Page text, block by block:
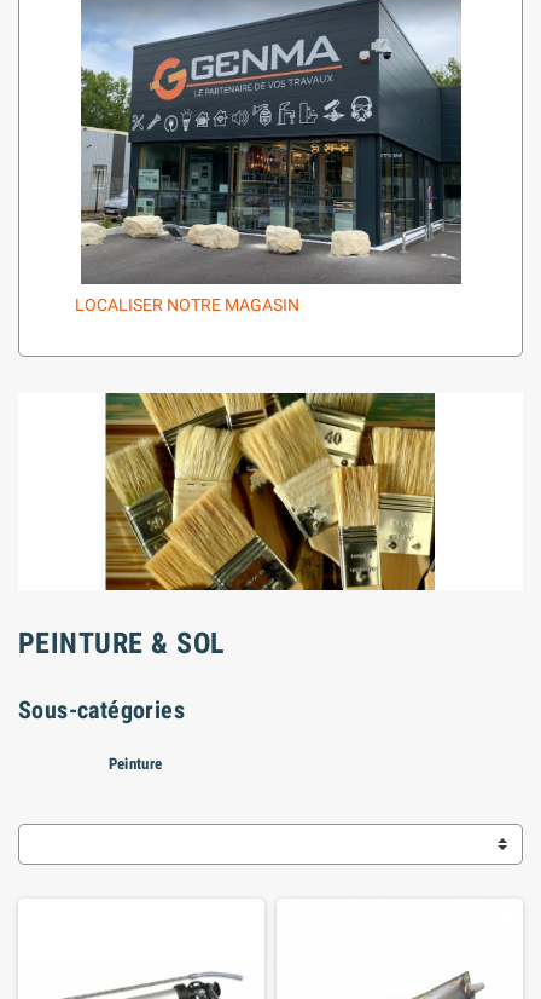
LOCALISER NOTRE MAGASIN
PEINTURE & SOL
Sous-catégories
Peinture